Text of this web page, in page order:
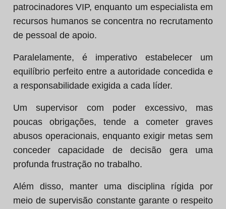
patrocinadores VIP, enquanto um especialista em
recursos humanos se concentra no recrutamento
de pessoal de apoio.
Paralelamente, é imperativo estabelecer um
equilíbrio perfeito entre a autoridade concedida e
a responsabilidade exigida a cada líder.
Um supervisor com poder excessivo, mas
poucas obrigações, tende a cometer graves
abusos operacionais, enquanto exigir metas sem
conceder capacidade de decisão gera uma
profunda frustração no trabalho.
Além disso, manter uma disciplina rígida por
meio de supervisão constante garante o respeito